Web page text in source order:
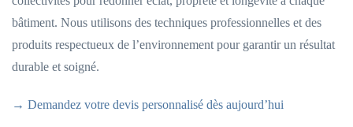
bâtiment. Nous utilisons des techniques professionnelles et des
produits respectueux de l’environnement pour garantir un résultat
durable et soigné.
→ Demandez votre devis personnalisé dès aujourd’hui